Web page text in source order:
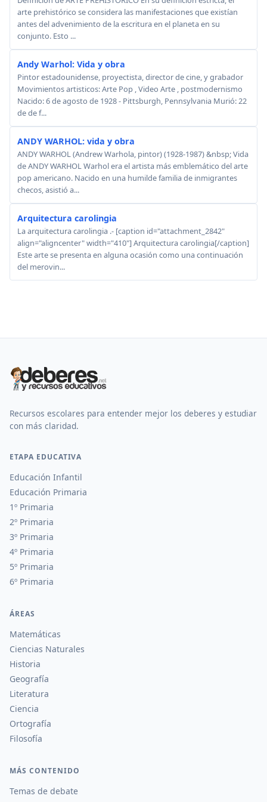
arte prehistórico se considera las manifestaciones que existían
antes del advenimiento de la escritura en el planeta en su
conjunto. Esto ...
Andy Warhol: Vida y obra
Pintor estadounidense, proyectista, director de cine, y grabador
Movimientos artisticos: Arte Pop , Video Arte , postmodernismo
Nacido: 6 de agosto de 1928 - Pittsburgh, Pennsylvania Murió: 22
de de f...
ANDY WARHOL: vida y obra
ANDY WARHOL (Andrew Warhola, pintor) (1928-1987) &nbsp; Vida
de ANDY WARHOL Warhol era el artista más emblemático del arte
pop americano. Nacido en una humilde familia de inmigrantes
checos, asistió a...
Arquitectura carolingia
La arquitectura carolingia .- [caption id="attachment_2842"
align="aligncenter" width="410"] Arquitectura carolingia[/caption]
Este arte se presenta en alguna ocasión como una continuación
del merovin...
Recursos escolares para entender mejor los deberes y estudiar
con más claridad.
ETAPA EDUCATIVA
Educación Infantil
Educación Primaria
1º Primaria
2º Primaria
3º Primaria
4º Primaria
5º Primaria
6º Primaria
ÁREAS
Matemáticas
Ciencias Naturales
Historia
Geografía
Literatura
Ciencia
Ortografía
Filosofía
MÁS CONTENIDO
Temas de debate